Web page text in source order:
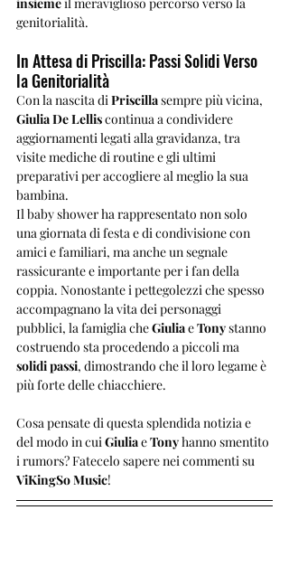
genitorialità.
In Attesa di Priscilla: Passi Solidi Verso
la Genitorialità
Con la nascita di Priscilla sempre più vicina,
Giulia De Lellis continua a condividere
aggiornamenti legati alla gravidanza, tra
visite mediche di routine e gli ultimi
preparativi per accogliere al meglio la sua
bambina.
Il baby shower ha rappresentato non solo
una giornata di festa e di condivisione con
amici e familiari, ma anche un segnale
rassicurante e importante per i fan della
coppia. Nonostante i pettegolezzi che spesso
accompagnano la vita dei personaggi
pubblici, la famiglia che Giulia e Tony stanno
costruendo sta procedendo a piccoli ma
solidi passi, dimostrando che il loro legame è
più forte delle chiacchiere.
Cosa pensate di questa splendida notizia e
del modo in cui Giulia e Tony hanno smentito
i rumors? Fatecelo sapere nei commenti su
ViKingSo Music!